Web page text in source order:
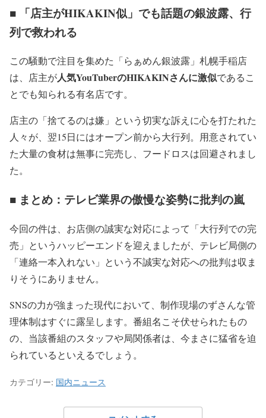
■ 「店主がHIKAKIN似」でも話題の銀波露、行
列で救われる
この騒動で注目を集めた「らぁめん銀波露」札幌手稲店
は、店主が人気YouTuberのHIKAKINさんに激似であるこ
とでも知られる有名店です。
店主の「捨てるのは嫌」という切実な訴えに心を打たれた
人々が、翌15日にはオープン前から大行列。用意されてい
た大量の食材は無事に完売し、フードロスは回避されまし
た。
■ まとめ：テレビ業界の傲慢な姿勢に批判の嵐
今回の件は、お店側の誠実な対応によって「大行列での完
売」というハッピーエンドを迎えましたが、テレビ局側の
「連絡一本入れない」という不誠実な対応への批判は収ま
りそうにありません。
SNSの力が強まった現代において、制作現場のずさんな管
理体制はすぐに露呈します。番組名こそ伏せられたもの
の、当該番組のスタッフや局関係者は、今まさに猛省を迫
られているといえるでしょう。
カテゴリー: 国内ニュース